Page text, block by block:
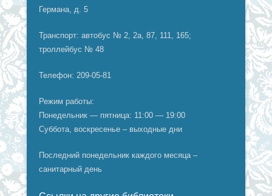
Германа, д. 5
Транспорт: автобус № 2, 2а, 87, 111, 165;
троллейбус № 48
Телефон: 209-05-81
Режим работы:
Понедельник — пятница: 11:00 — 19:00
Суббота, воскресенье – выходные дни
Последний понедельник каждого месяца –
санитарный день